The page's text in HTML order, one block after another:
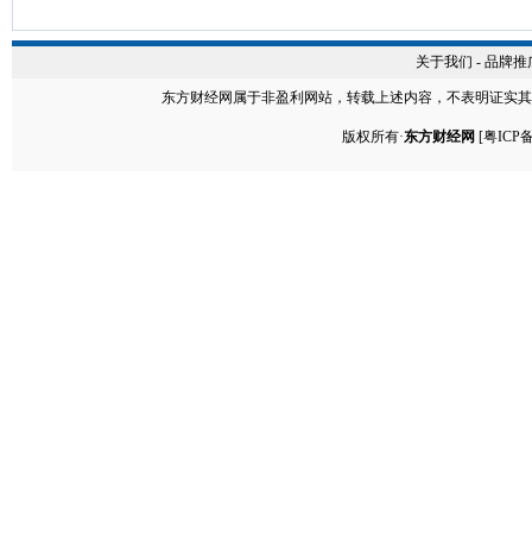
关于我们 - 品牌推
东方财经网 属于非盈利网站，转载上述内容，不表明证实
版权所有·东方财经网 [粤ICP